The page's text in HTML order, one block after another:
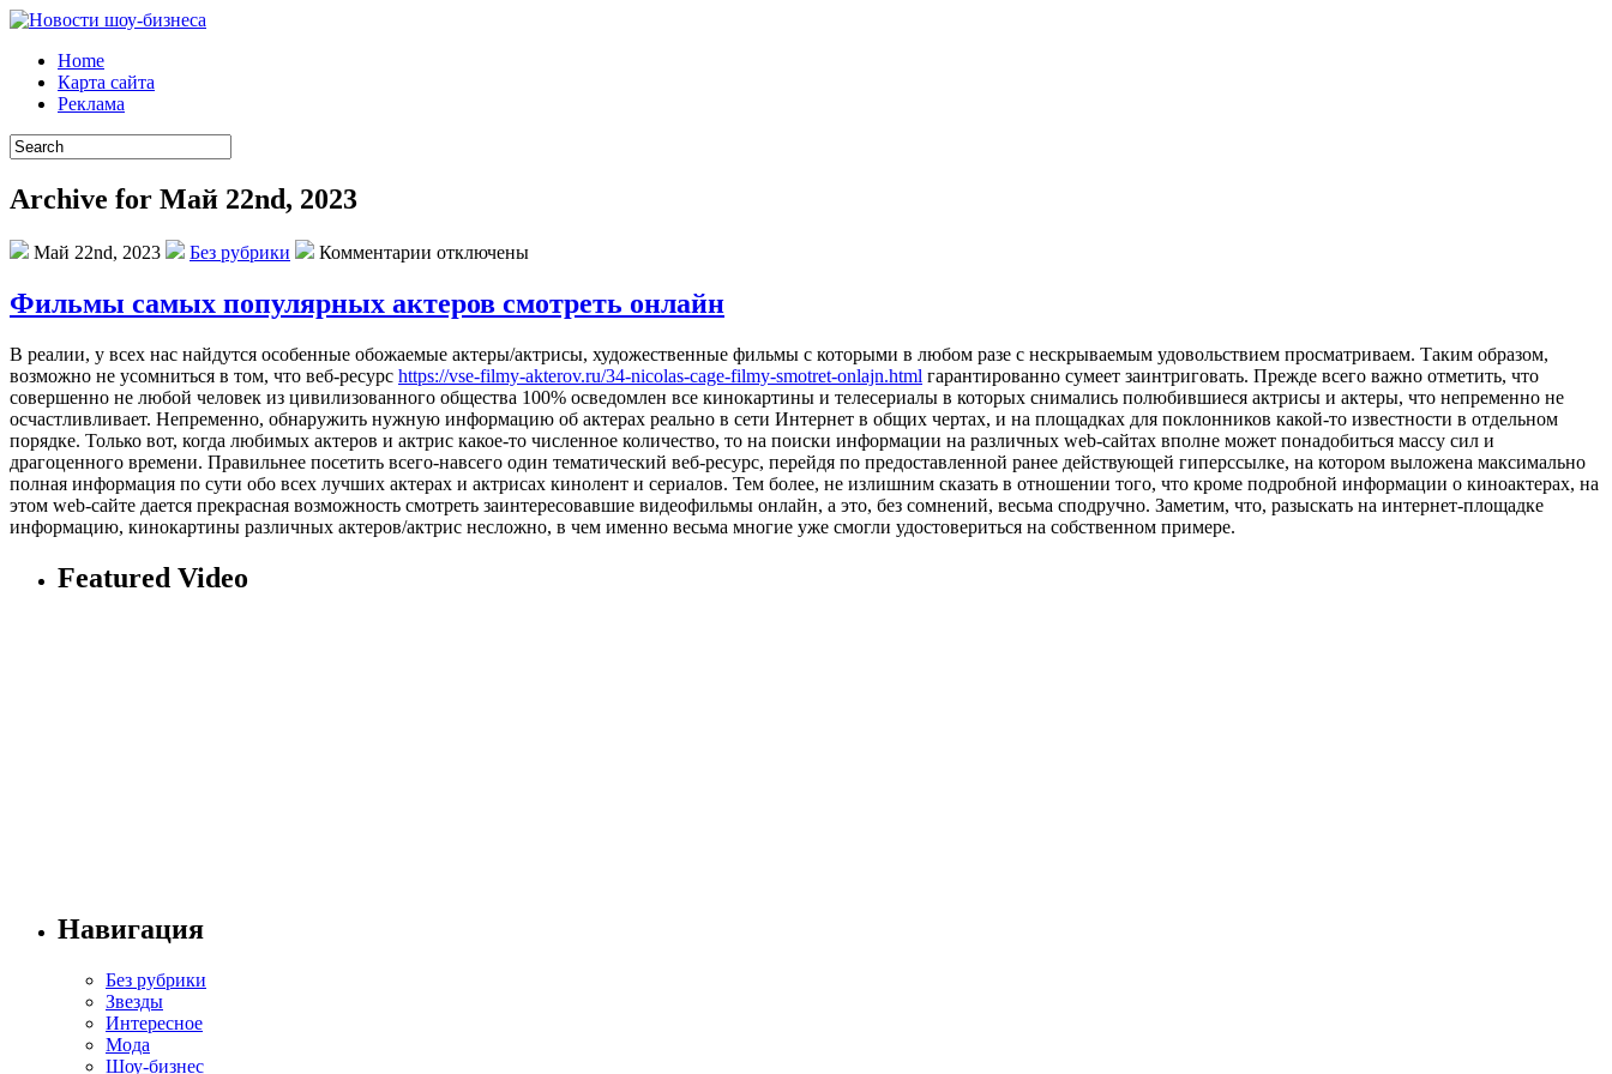
Home
Карта сайта
Реклама
Archive for Май 22nd, 2023
Май 22nd, 2023 Без рубрики Комментарии отключены
Фильмы самых популярных актеров смотреть онлайн
В рeaлии, у всex нас найдутся особенные обожаемые актеры/актрисы, художественные фильмы с которыми в любом разе с нескрываемым удовольствием просматриваем. Таким образом,
возможно не усомниться в том, что веб-ресурс https://vse-filmy-akterov.ru/34-nicolas-cage-filmy-smotret-onlajn.html гарантированно сумеет заинтриговать. Прежде всего важно отметить, что
совершенно не любой человек из цивилизованного общества 100% осведомлен все кинокартины и телесериалы в которых снимались полюбившиеся актрисы и актеры, что непременно не
осчастливливает. Непременно, обнаружить нужную информацию об актерах реально в сети Интернет в общих чертах, и на площадках для поклонников какой-то известности в отдельном
порядке. Только вот, когда любимых актеров и актрис какое-то численное количество, то на поиски информации на различных web-сайтах вполне может понадобиться массу сил и
драгоценного времени. Правильнее посетить всего-навсего один тематический веб-ресурс, перейдя по предоставленной ранее действующей гиперссылке, на котором выложена максимально
полная информация по сути обо всех лучших актерах и актрисах кинолент и сериалов. Тем более, не излишним сказать в отношении того, что кроме подробной информации о киноактерах, на
этом web-сайте дается прекрасная возможность смотреть заинтересовавшие видеофильмы онлайн, а это, без сомнений, весьма сподручно. Заметим, что, разыскать на интернет-площадке
информацию, кинокартины различных актеров/актрис несложно, в чем именно весьма многие уже смогли удостовериться на собственном примере.
Featured Video
Навигация
Без рубрики
Звезды
Интересное
Мода
Шоу-бизнес